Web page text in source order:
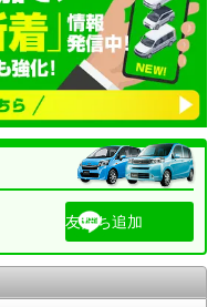
友だち追加